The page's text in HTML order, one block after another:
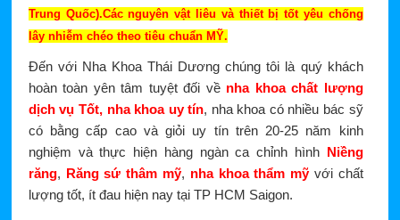
Trung Quốc).Các nguyên vật liêu và thiết bị tốt yêu chống
lây nhiễm chéo theo tiêu chuẩn MỸ.
Đến với Nha Khoa Thái Dương chúng tôi là quý khách
hoàn toàn yên tâm tuyệt đối về nha khoa chất lượng
dịch vụ Tốt, nha khoa uy tín, nha khoa có nhiều bác sỹ
có bằng cấp cao và giỏi uy tín trên 20-25 năm kinh
nghiệm và thực hiện hàng ngàn ca chỉnh hình Niềng
răng, Răng sứ thâm mỹ, nha khoa thẩm mỹvới chất
lượng tốt, ít đau hiện nay tại TP HCM Saigon.